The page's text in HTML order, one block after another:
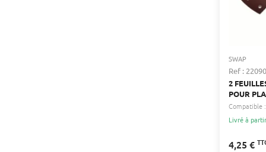
SWAP
Ref :
2
POUR
P80/
Compatible :
Livré à
4,25 €